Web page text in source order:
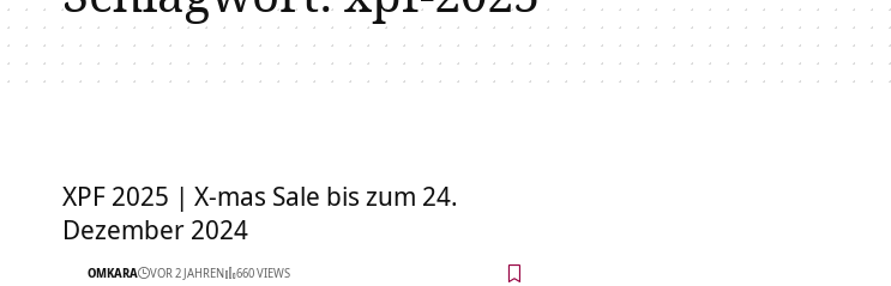
XPF 2025 | X-mas Sale bis zum 24.
Dezember 2024
OMKARA VOR 2 JAHREN 660 VIEWS